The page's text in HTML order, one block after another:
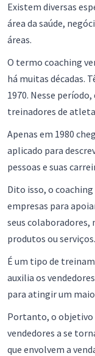
Existem diversas
área da saúde,
áreas.
O termo coaching
há muitas décadas.
1970. Nesse
treinadores de
Apenas em 1980
aplicado para
pessoas e suas
Dito isso, o
empresas para
seus colaboradores,
produtos ou serviços.
É um tipo de
auxilia os
para atingir um
Portanto, o objetivo
vendedores a se
que envolvem a